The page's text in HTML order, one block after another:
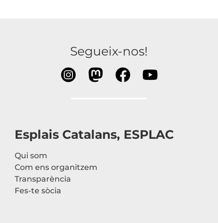
Segueix-nos!
Esplais Catalans, ESPLAC
Qui som
Com ens organitzem
Transparència
Fes-te sòcia